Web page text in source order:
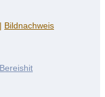
| Bildnachweis